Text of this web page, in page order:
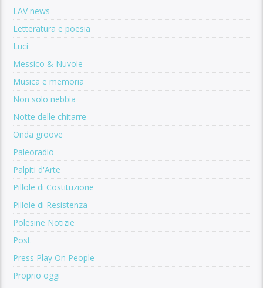
LAV news
Letteratura e poesia
Luci
Messico & Nuvole
Musica e memoria
Non solo nebbia
Notte delle chitarre
Onda groove
Paleoradio
Palpiti d'Arte
Pillole di Costituzione
Pillole di Resistenza
Polesine Notizie
Post
Press Play On People
Proprio oggi